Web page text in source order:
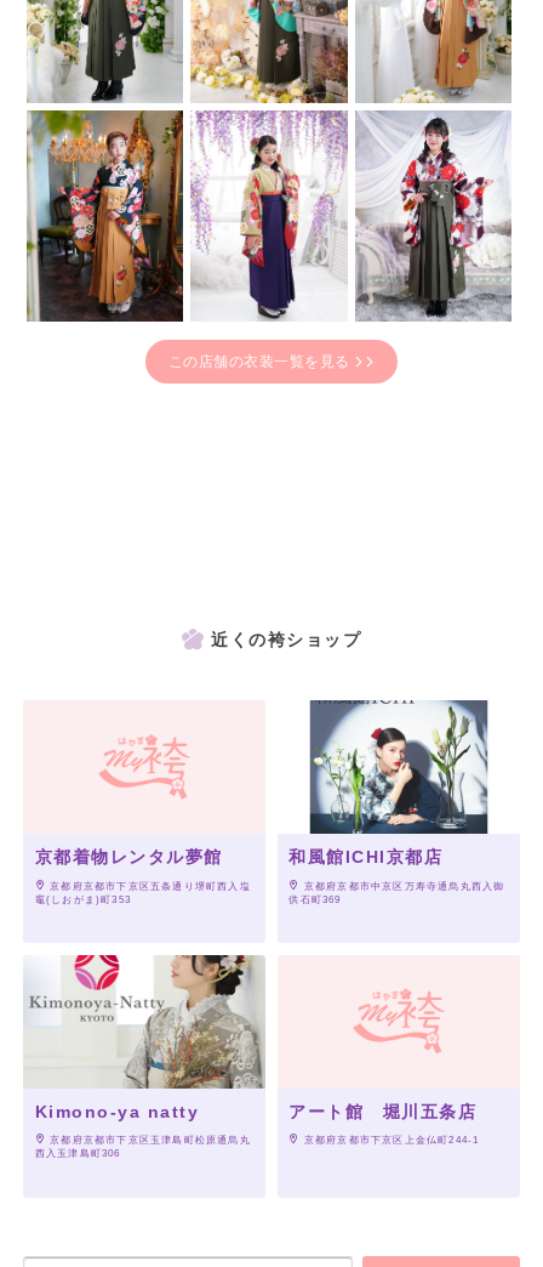
この店舗の衣装一覧を見る
近くの袴ショップ
京都着物レンタル夢館
京都府京都市下京区五条通り堺町西入塩
竈(しおがま)町353
和風館ICHI京都店
京都府京都市中京区万寿寺通烏丸西入御
供石町369
Kimono-ya natty
京都府京都市下京区玉津島町松原通烏丸
西入玉津島町306
アート館 堀川五条店
京都府京都市下京区上金仏町244-1